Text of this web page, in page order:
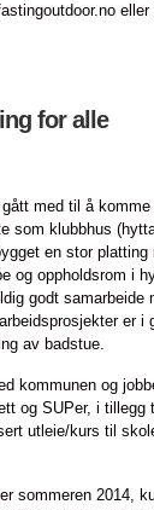
eller
for alle
med til å
som klubbhus
en stor platting
og oppholdsrom i
godt samarbeide
er i
av badstue.
kommunen og
og SUPer, i tillegg
utleie/kurs til
sommeren 2014,